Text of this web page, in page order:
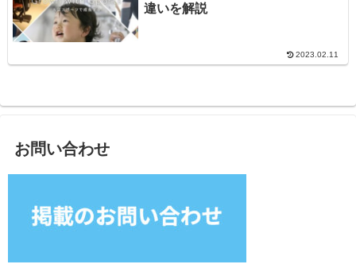
違いを解説
2023.02.11
お問い合わせ